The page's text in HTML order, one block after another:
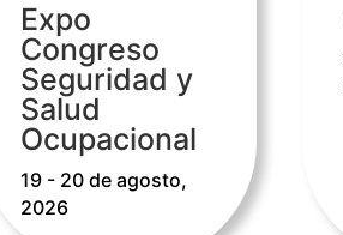
Expo
Congreso
Seguridad y
Salud
Ocupacional
19 - 20 de agosto,
2026